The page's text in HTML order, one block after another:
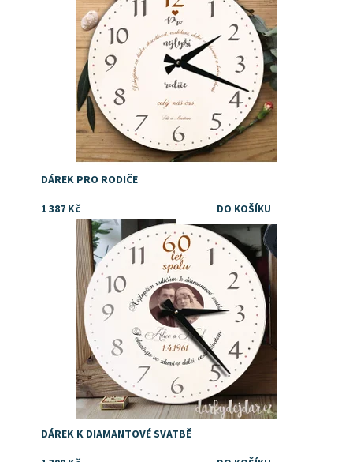
Dostupnost:
Skladem
Značka:
DejDar
DÁREK PRO RODIČE
1 387 Kč
Tip na dárek rodičům ke zlaté svatbě
Dostupnost:
Skladem
Značka:
DejDar
DÁREK K DIAMANTOVÉ SVATBĚ